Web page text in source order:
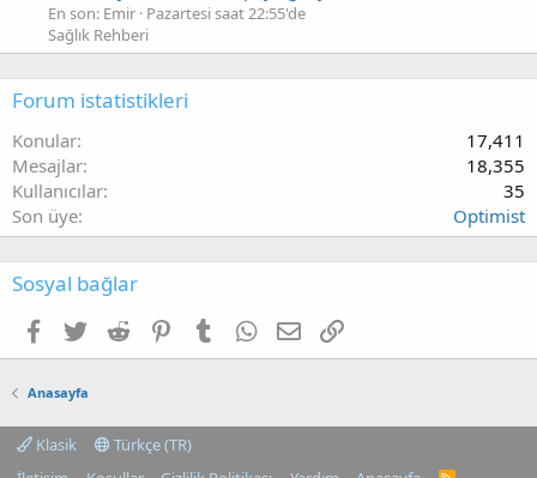
En son: Emir Pazartesi saat 22:55'de
Sağlık Rehberi
Forum istatistikleri
Konular
17,411
Mesajlar
18,355
Kullanıcılar
35
Son üye
Optimist
Sosyal bağlar
Facebook
TwitterReddit PinterestTumblrWhatsApp
E-postaLink
Anasayfa
Klasik
Türkçe (TR)